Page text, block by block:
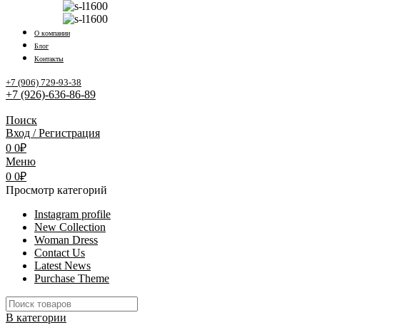
О компании
Блог
Контакты
+7 (906) 729-93-38
+7 (926)-636-86-89
Поиск
Вход / Регистрация
0 0₽
Меню
0 0₽
Просмотр категорий
Instagram profile
New Collection
Woman Dress
Contact Us
Latest News
Purchase Theme
В категории